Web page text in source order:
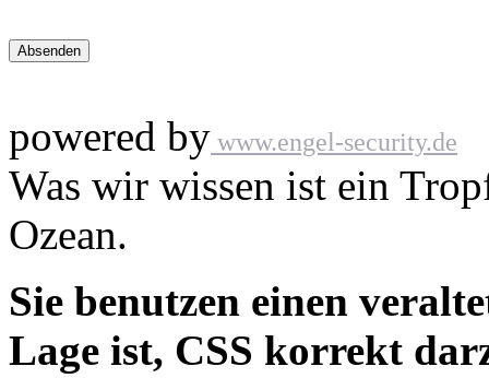
powered by www.engel-security.de
Was wir wissen ist ein
Ozean.
Sie benutzen einen
Lage ist, CSS korrekt